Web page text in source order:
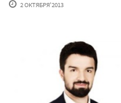
2 ОКТЯБРЯ'2013